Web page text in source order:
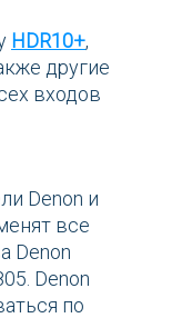
HDR10+,
другие
входов
Denon и
все
Denon
Denon
по